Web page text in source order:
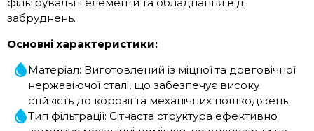
забруднень.
Основні характеристики:
Матеріал: Виготовлений із міцної та довговічної
нержавіючої сталі, що забезпечує високу
стійкість до корозії та механічних пошкоджень.
Тип фільтрації: Сітчаста структура ефективно